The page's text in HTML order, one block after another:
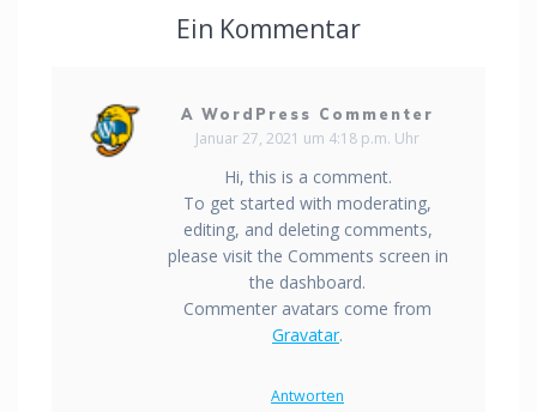
Ein Kommentar
A WordPress Commenter
Januar 27, 2021 um 4:18 p.m. Uhr
Hi, this is a comment.
To get started with moderating,
editing, and deleting comments,
please visit the Comments screen in
the dashboard.
Commenter avatars come from
Gravatar.
Antworten